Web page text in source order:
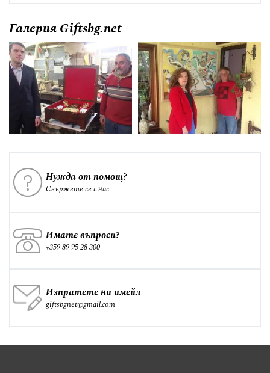
Галерия Giftsbg.net
Нужда от помощ?
Свържете се с нас
Имате въпроси?
+359 89 95 28 300
Изпратете ни имейл
giftsbgnet@gmail.com